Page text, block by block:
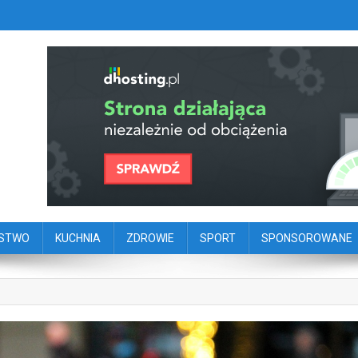
portal dziennikarstwa
KUCHNIA ZDROWIE SPORT SPONSOROWANE